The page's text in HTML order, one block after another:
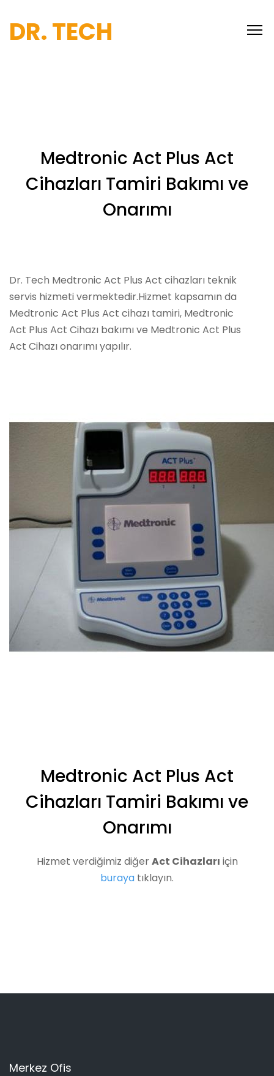
DR. TECH
Medtronic Act Plus Act
Cihazları Tamiri Bakımı ve
Onarımı
Dr. Tech Medtronic Act Plus Act cihazları teknik
servis hizmeti vermektedir.Hizmet kapsamın da
Medtronic Act Plus Act cihazı tamiri, Medtronic
Act Plus Act Cihazı bakımı ve Medtronic Act Plus
Act Cihazı onarımı yapılır.
Medtronic Act Plus Act
Cihazları Tamiri Bakımı ve
Onarımı
Hizmet verdiğimiz diğerAct Cihazları için
buraya tıklayın.
Merkez Ofis